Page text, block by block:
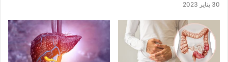
30 يناير 2023